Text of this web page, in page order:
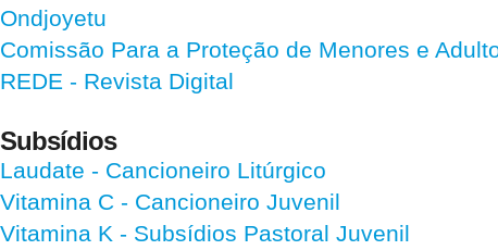
Ondjoyetu
Comissão Para a Proteção de Menores e
REDE - Revista Digital
Subsídios
Laudate - Cancioneiro Litúrgico
Vitamina C - Cancioneiro Juvenil
Vitamina K - Subsídios Pastoral Juvenil